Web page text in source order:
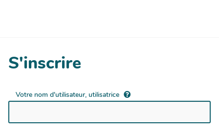
S'inscrire
Votre nom d'utilisateur, utilisatrice